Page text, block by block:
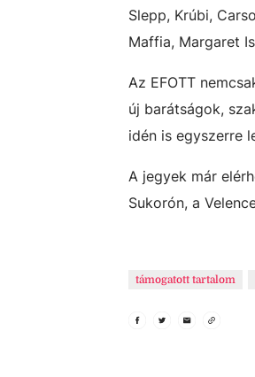
Slepp, Krúbi,
Maffia, Margaret
Az EFOTT
új barátságok,
idén is egyszerre
A jegyek már
Sukorón, a
támogatott tartalom